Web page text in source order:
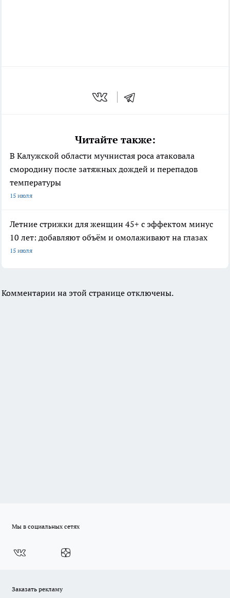
Читайте также:
В Калужской области мучнистая роса атаковала
смородину после затяжных дождей и перепадов
температуры
15 июля
Летние стрижки для женщин 45+ с эффектом минус
10 лет: добавляют объём и омолаживают на глазах
15 июля
Комментарии на этой странице отключены.
Мы в социальных сетях
Заказать рекламу